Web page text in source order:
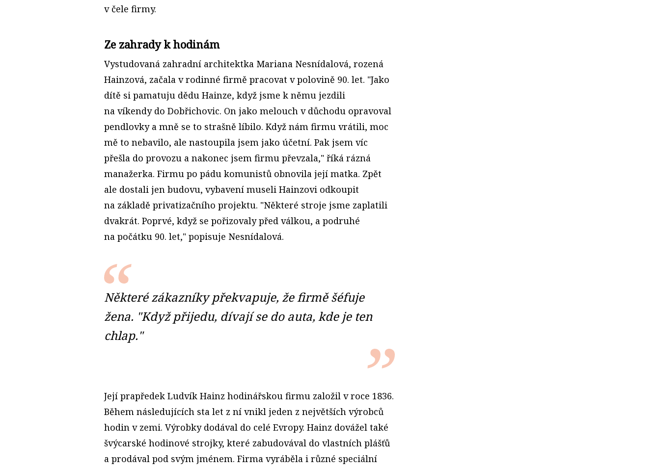
v čele firmy.
Ze zahrady k hodinám
Vystudovaná zahradní architektka Mariana Nesnídalová, rozená
Hainzová, začala v rodinné firmě pracovat v polovině 90. let. "Jako
dítě si pamatuju dědu Hainze, když jsme k němu jezdili
na víkendy do Dobřichovic. On jako melouch v důchodu opravoval
pendlovky a mně se to strašně líbilo. Když nám firmu vrátili, moc
mě to nebavilo, ale nastoupila jsem jako účetní. Pak jsem víc
přešla do provozu a nakonec jsem firmu převzala," říká rázná
manažerka. Firmu po pádu komunistů obnovila její matka. Zpět
ale dostali jen budovu, vybavení museli Hainzovi odkoupit
na základě privatizačního projektu. "Některé stroje jsme zaplatili
dvakrát. Poprvé, když se pořizovaly před válkou, a podruhé
na počátku 90. let," popisuje Nesnídalová.
Některé zákazníky překvapuje, že firmě šéfuje
žena. "Když přijedu, dívají se do auta, kde je ten
chlap."
Její prapředek Ludvík Hainz hodinářskou firmu založil v roce 1836.
Během následujících sta let z ní vnikl jeden z největších výrobců
hodin v zemi. Výrobky dodával do celé Evropy. Hainz dovážel také
švýcarské hodinové strojky, které zabudovával do vlastních plášťů
a prodával pod svým jménem. Firma vyráběla i různé speciální